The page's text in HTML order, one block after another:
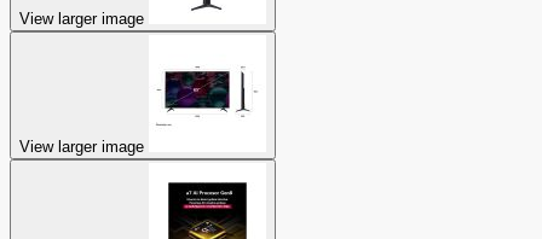
View larger image
View larger image